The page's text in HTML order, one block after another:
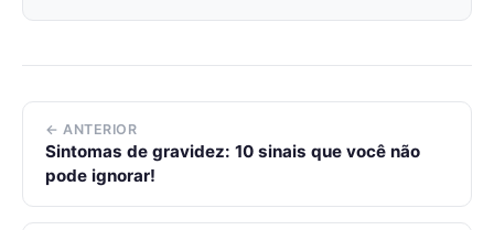
← ANTERIOR
Sintomas de gravidez: 10 sinais que você não
pode ignorar!